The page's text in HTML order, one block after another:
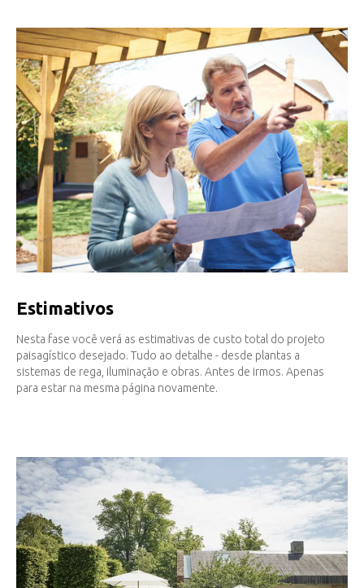
Estimativos
Nesta fase você verá as estimativas de custo total do projeto
paisagístico desejado. Tudo ao detalhe - desde plantas a
sistemas de rega, iluminação e obras. Antes de irmos. Apenas
para estar na mesma página novamente.